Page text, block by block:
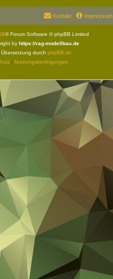
Impressum
Kontakt
® Forum Software © phpBB Limited
by https://rag-modellbau.de
durch phpBB.de
| Nutzungsbedingungen